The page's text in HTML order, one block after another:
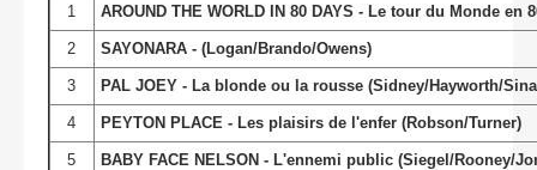
1 AROUND THE WORLD IN 80 DAYS - Le tour du Monde en
2 SAYONARA - (Logan/Brando/Owens)
3 PAL JOEY - La blonde ou la rousse (Sidney/Hayworth/
4 PEYTON PLACE - Les plaisirs de l'enfer (Robson/Turner)
5 BABY FACE NELSON - L'ennemi public (Siegel/Rooney/